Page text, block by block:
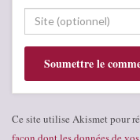
Ce site utilise Akismet pour